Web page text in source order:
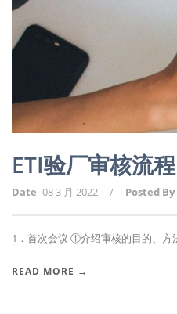
ETI验厂审核流程
Date 08 3 月 2022 / Posted By
1．首次会议 ①介绍审核的目的、
READ MORE →